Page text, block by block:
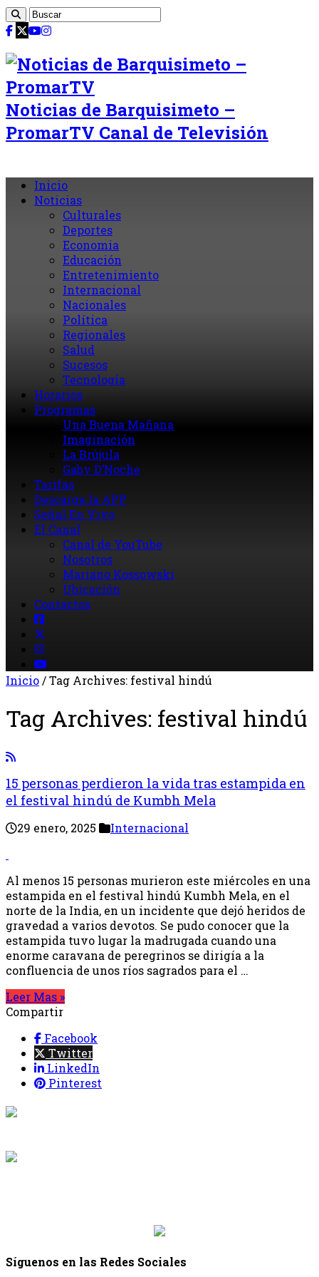
Noticias de Barquisimeto –
PromarTV Canal de Televisión
Inicio
Noticias
Culturales
Deportes
Economia
Educación
Entretenimiento
Internacional
Nacionales
Política
Regionales
Salud
Sucesos
Tecnología
Horarios
Programas
Una Buena Mañana
Imaginación
La Brújula
Gaby D’Noche
Tarifas
Descarga la APP
Señal En Vivo
El Canal
Canal de YouTube
Nosotros
Mariano Kossowski
Ubicación
Contactos
Inicio/Tag Archives: festival hindú
Tag Archives: festival hindú
15 personas perdieron la vida tras estampida en
el festival hindú de Kumbh Mela
29 enero, 2025 Internacional
Al menos 15 personas murieron este miércoles en una
estampida en el festival hindú Kumbh Mela, en el
norte de la India, en un incidente que dejó heridos de
gravedad a varios devotos. Se pudo conocer que la
estampida tuvo lugar la madrugada cuando una
enorme caravana de peregrinos se dirigía a la
confluencia de unos ríos sagrados para el …
Leer Mas »
Compartir
Facebook
Twitter
LinkedIn
Pinterest
Síguenos en las Redes Sociales